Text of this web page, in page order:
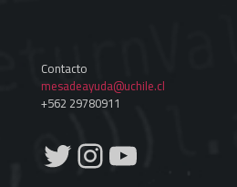
Contacto
mesadeayuda@uchile.cl
+562 29780911
Twitter
Instagram
YouTube